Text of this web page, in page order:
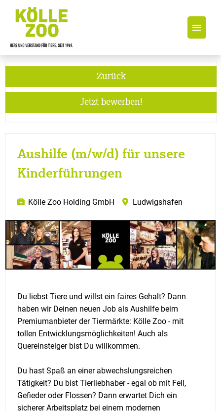
Jobs
Zurück
Jetzt bewerben!
Aushilfe (m/w/d) für unsere
Kinderführungen
Kölle Zoo Holding GmbH Ludwigshafen
Du liebst Tiere und willst ein faires Gehalt? Dann
haben wir Deinen neuen Job als Aushilfe beim
Premiumanbieter der Tiermärkte: Kölle Zoo - mit
tollen Entwicklungsmöglichkeiten! Auch als
Quereinsteiger bist Du willkommen.
Du hast Spaß an einer abwechslungsreichen
Tätigkeit? Du bist Tierliebhaber - egal ob mit Fell,
Gefieder oder Flossen? Dann erwartet Dich ein
sicherer Arbeitsplatz bei einem modernen